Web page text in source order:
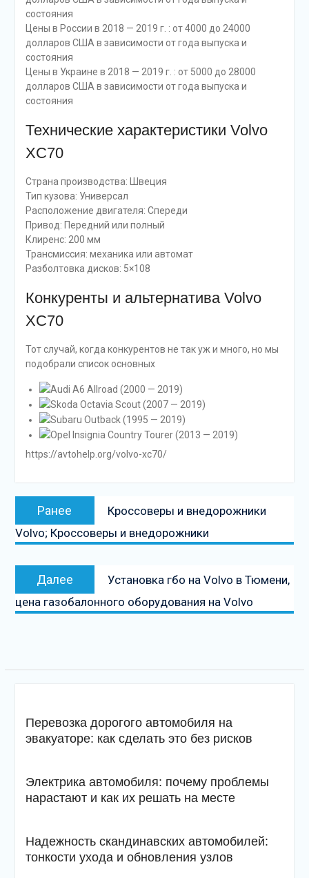
состояния
Цены в России в 2018 — 2019 г. : от 4000 до 24000
долларов США в зависимости от года выпуска и
состояния
Цены в Украине в 2018 — 2019 г. : от 5000 до 28000
долларов США в зависимости от года выпуска и
состояния
Технические характеристики Volvo
XC70
Страна производства: Швеция
Тип кузова: Универсал
Расположение двигателя: Спереди
Привод: Передний или полный
Клиренс: 200 мм
Трансмиссия: механика или автомат
Разболтовка дисков: 5×108
Конкуренты и альтернатива Volvo
XC70
Тот случай, когда конкурентов не так уж и много, но мы
подобрали список основных
Audi A6 Allroad (2000 — 2019)
Skoda Octavia Scout (2007 — 2019)
Subaru Outback (1995 — 2019)
Opel Insignia Country Tourer (2013 — 2019)
https://avtohelp.org/volvo-xc70/
Навигация
записям
Ранее
Предыдущая
запись:
Кроссоверы и внедорожники
Volvo; Кроссоверы и внедорожники
Далее
Следующая
запись
Установка гбо на Volvo в Тюмени,
цена газобалонного оборудования на Volvo
Перевозка дорогого автомобиля на
эвакуаторе: как сделать это без рисков
Электрика автомобиля: почему проблемы
нарастают и как их решать на месте
Надежность скандинавских автомобилей:
тонкости ухода и обновления узлов